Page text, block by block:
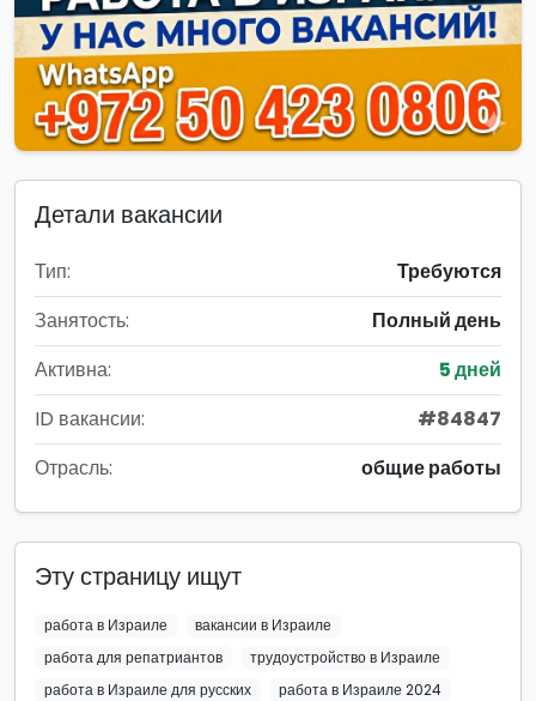
Детали вакансии
Тип:
Требуются
Занятость:
Полный день
Активна:
5 дней
ID вакансии:
#84847
Отрасль:
общие работы
Эту страницу ищут
работа в Израиле
вакансии в Израиле
работа для репатриантов
трудоустройство в Израиле
работа в Израиле для русских
работа в Израиле 2024